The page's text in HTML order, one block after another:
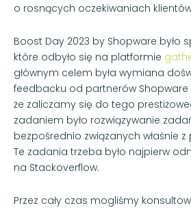
o rosnących oczekiwaniach
Boost Day 2023 by Shopware było
które odbyło się na platformie
głównym celem była wymiana
feedbacku od partnerów
że zaliczamy się do tego
zadaniem było rozwiązywanie
bezpośrednio związanych właśnie
Te zadania trzeba było najpierw
na Stackoverflow.
Przez cały czas mogliśmy